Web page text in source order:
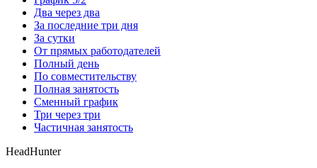
Два через два
За последние три дня
За сутки
От прямых работодателей
Полный день
По совместительству
Полная занятость
Сменный график
Три через три
Частичная занятость
HeadHunter